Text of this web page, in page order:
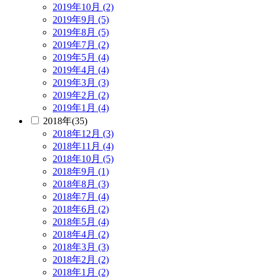
2019年10月 (2)
2019年9月 (5)
2019年8月 (5)
2019年7月 (2)
2019年5月 (4)
2019年4月 (4)
2019年3月 (3)
2019年2月 (2)
2019年1月 (4)
2018年(35)
2018年12月 (3)
2018年11月 (4)
2018年10月 (5)
2018年9月 (1)
2018年8月 (3)
2018年7月 (4)
2018年6月 (2)
2018年5月 (4)
2018年4月 (2)
2018年3月 (3)
2018年2月 (2)
2018年1月 (2)